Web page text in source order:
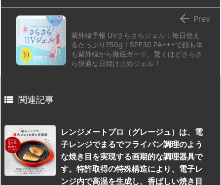
紫外線予報 UVさらさらジェル：毎日使え
るたっぷり250g！SPF30 PA+++で顔も体
も紫外線から徹底ガード、驚くほどさらさ
ら快適な日焼け止めジェル！
 Prev
 関連記事
レンジメートプロ（グレージュ）は、電
子レンジでまるでフライパン調理のよう
な焼き目を実現する画期的な調理器具で
す。特許取得の特殊構造により、電子レ
ンジ内で高温を生成し、香ばしい焼き目